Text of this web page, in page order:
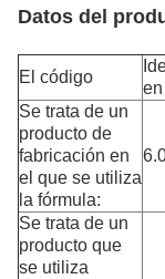
Datos del
El código
Se trata de un
producto de
fabricación en
el que se utiliza
la fórmula:
Se trata de un
producto que
se utiliza